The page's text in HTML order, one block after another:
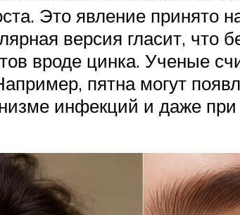
Это явление принято
версия гласит, что
вроде цинка. Ученые
пятна могут
инфекций и даже